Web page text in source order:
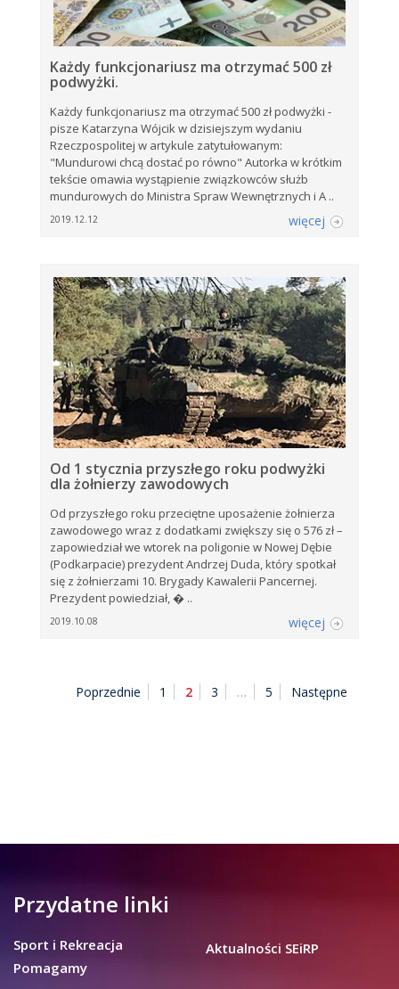
Każdy funkcjonariusz ma otrzymać 500 zł
podwyżki.
Każdy funkcjonariusz ma otrzymać 500 zł podwyżki -
pisze Katarzyna Wójcik w dzisiejszym wydaniu
Rzeczpospolitej w artykule zatytułowanym:
"Mundurowi chcą dostać po równo" Autorka w krótkim
tekście omawia wystąpienie związkowców służb
mundurowych do Ministra Spraw Wewnętrznych i A ..
2019.12.12 więcej
Od 1 stycznia przyszłego roku podwyżki
dla żołnierzy zawodowych
Od przyszłego roku przeciętne uposażenie żołnierza
zawodowego wraz z dodatkami zwiększy się o 576 zł –
zapowiedział we wtorek na poligonie w Nowej Dębie
(Podkarpacie) prezydent Andrzej Duda, który spotkał
się z żołnierzami 10. Brygady Kawalerii Pancernej.
Prezydent powiedział, � ..
2019.10.08 więcej
Poprzednie 1 2 3 … 5 Następne
Przydatne linki
Sport i Rekreacja
Pomagamy
Aktualności SEiRP